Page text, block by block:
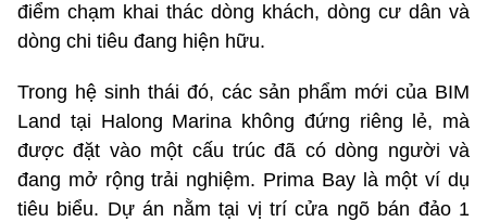
điểm chạm khai thác dòng khách, dòng cư dân và
dòng chi tiêu đang hiện hữu.
Trong hệ sinh thái đó, các sản phẩm mới của BIM
Land tại Halong Marina không đứng riêng lẻ, mà
được đặt vào một cấu trúc đã có dòng người và
đang mở rộng trải nghiệm. Prima Bay là một ví dụ
tiêu biểu. Dự án nằm tại vị trí cửa ngõ bán đảo 1